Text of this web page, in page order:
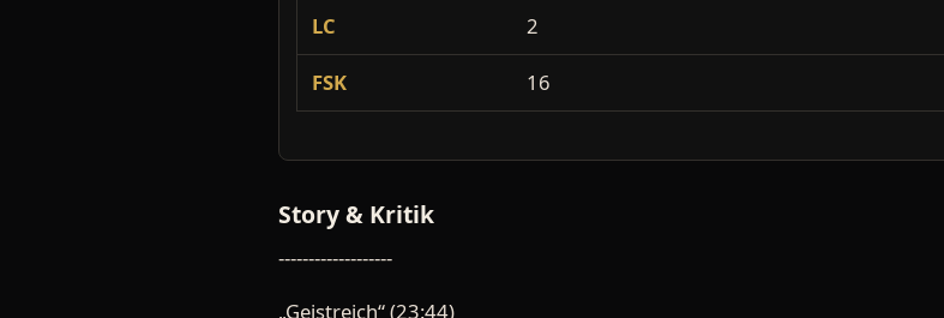
LC 2
FSK 16
Story & Kritik
-------------------
„Geistreich“ (23:44)